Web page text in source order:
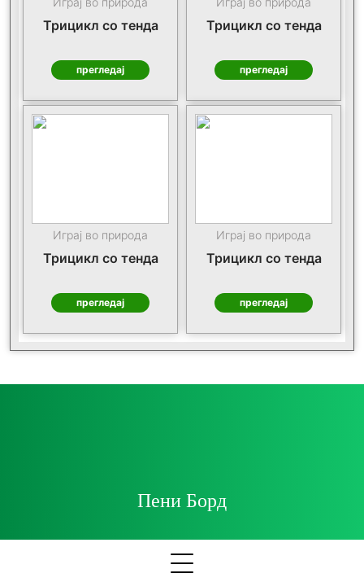
Трицикл со тенда
прегледај
Трицикл со тенда
прегледај
Играј во природа
Трицикл со тенда
прегледај
Играј во природа
Трицикл со тенда
прегледај
Пени Борд